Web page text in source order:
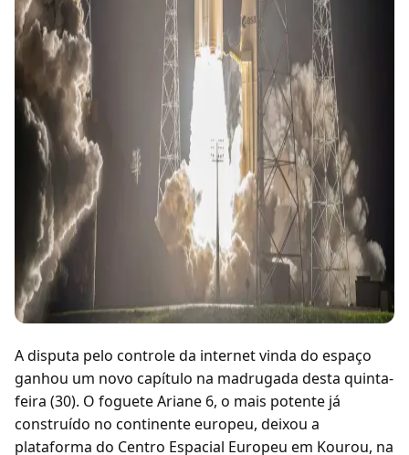
A disputa pelo controle da internet vinda do espaço
ganhou um novo capítulo na madrugada desta quinta-
feira (30). O foguete Ariane 6, o mais potente já
construído no continente europeu, deixou a
plataforma do Centro Espacial Europeu em Kourou, na